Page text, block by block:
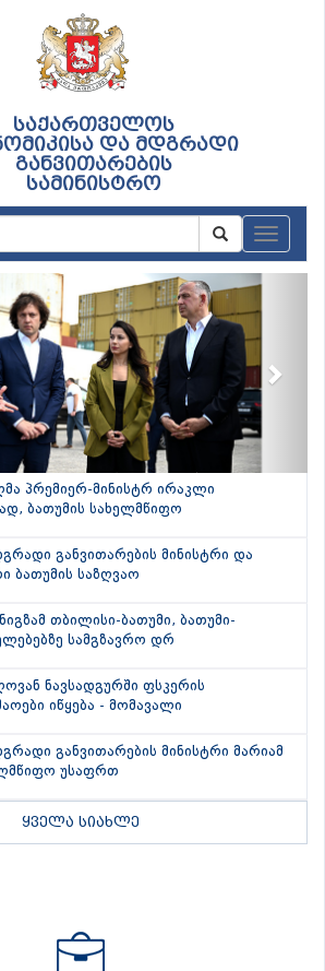
საქართველოს
და მდგრადი
განვითარების
სამინისტრო
პრემიერ-მინისტრ ირაკლი
ბათუმის სახელმწიფო
განვითარების მინისტრი და
ბათუმის საზღვაო
თბილისი-ბათუმი, ბათუმი-
სამგზავრო დრ
ნავსადგურში ფსკერის
იწყება - მომავალი
განვითარების მინისტრი მარიამ
უსაფრთ
ყველა სიახლე